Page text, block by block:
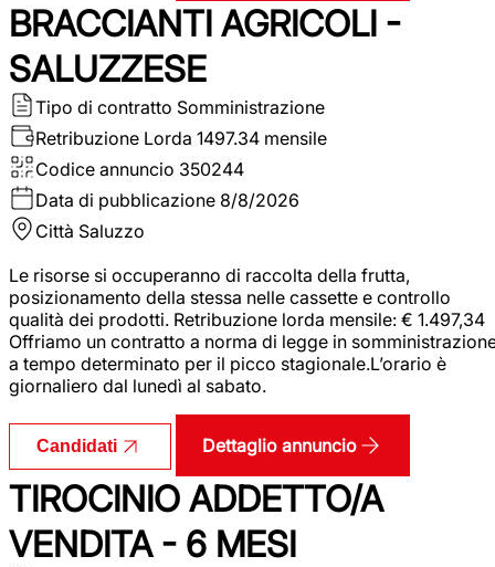
BRACCIANTI AGRICOLI -
SALUZZESE
Tipo di contratto Somministrazione
Retribuzione Lorda 1497.34 mensile
Codice annuncio 350244
Data di pubblicazione 8/8/2026
Città Saluzzo
Le risorse si occuperanno di raccolta della frutta,
posizionamento della stessa nelle cassette e controllo
qualità dei prodotti. Retribuzione lorda mensile: € 1.497,34
Offriamo un contratto a norma di legge in
a tempo determinato per il picco stagionale.L’orario è
giornaliero dal lunedì al sabato.
Candidati Dettaglio annuncio
TIROCINIO ADDETTO/A
VENDITA - 6 MESI